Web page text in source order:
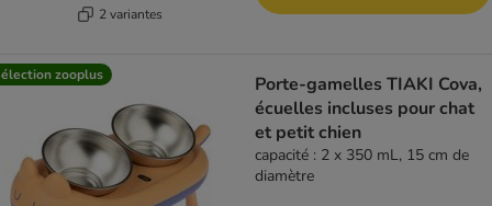
2 variantes
zooplus
Porte-gamelles TIAKI Cova,
écuelles incluses pour chat
et petit chien
capacité : 2 x 350 mL, 15 cm de
diamètre